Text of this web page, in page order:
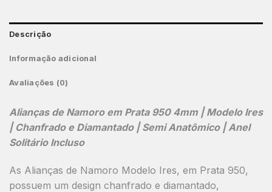
Descrição
Informação adicional
Avaliações (0)
Alianças de Namoro em Prata 950 4mm | Modelo Ires
| Chanfrado e Diamantado | Semi Anatômico | Anel
Solitário Incluso
As Alianças de Namoro Modelo Ires, em Prata 950,
possuem um design chanfrado e diamantado,